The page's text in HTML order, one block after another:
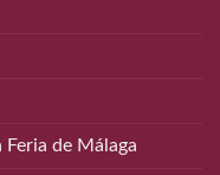
de Málaga